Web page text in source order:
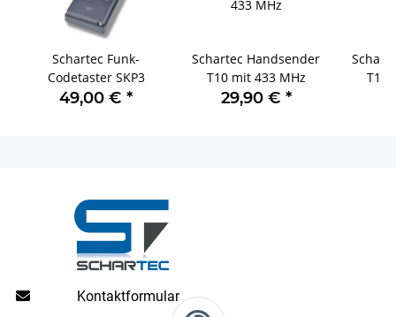
Schartec Funk-
Codetaster SKP3
49,00 € *
Schartec Handsender
T10 mit 433 MHz
29,90 € *
T11
Kontaktformular